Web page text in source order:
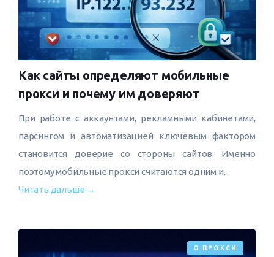
Как сайты определяют мобильные
прокси и почему им доверяют
При работе с аккаунтами, рекламными кабинетами,
парсингом и автоматизацией ключевым фактором
становится доверие со стороны сайтов. Именно
поэтому мобильные прокси считаются одним и...
Читать дальше →
О ПРОКСИ